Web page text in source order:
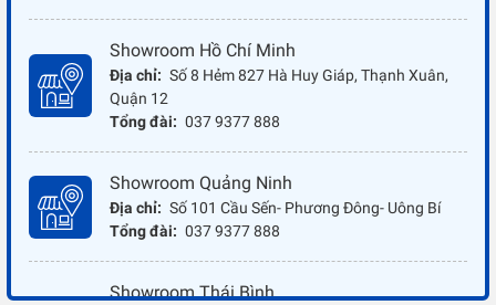
Showroom Hồ Chí Minh
Địa chỉ: Số 8 Hẻm 827 Hà Huy Giáp, Thạnh Xuân,
Quận 12
Tổng đài: 037 9377 888
Showroom Quảng Ninh
Địa chỉ: Số 101 Cầu Sến- Phương Đông- Uông Bí
Tổng đài: 037 9377 888
Showroom Thái Bình